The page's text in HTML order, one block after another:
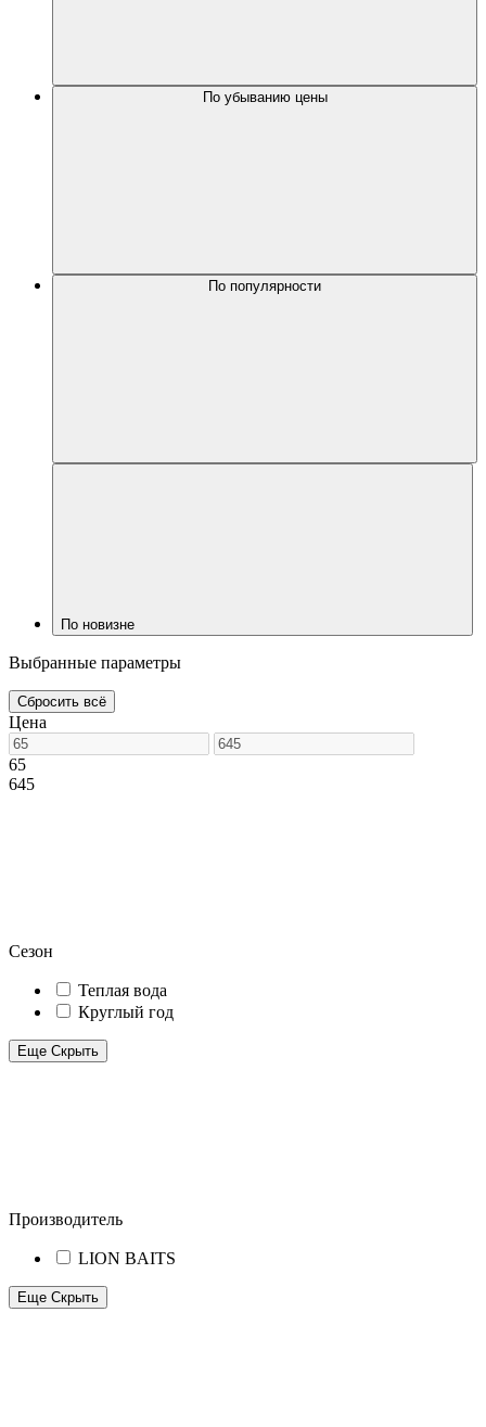
По убыванию цены
По популярности
По новизне
Выбранные параметры
Сбросить всё
Цена
65
645
Сезон
Теплая вода
Круглый год
Еще Скрыть
Производитель
LION BAITS
Еще Скрыть